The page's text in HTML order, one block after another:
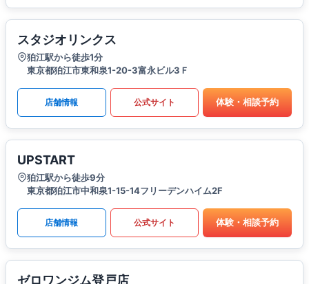
スタジオリンクス
狛江駅から徒歩1分
東京都狛江市東和泉1-20-3富永ビル3Ｆ
店舗情報 公式サイト 体験・相談予約
UPSTART
狛江駅から徒歩9分
東京都狛江市中和泉1-15-14フリーデンハイム2F
店舗情報 公式サイト 体験・相談予約
ゼロワンジム登戸店